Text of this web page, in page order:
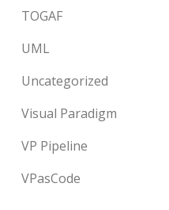
TOGAF
UML
Uncategorized
Visual Paradigm
VP Pipeline
VPasCode